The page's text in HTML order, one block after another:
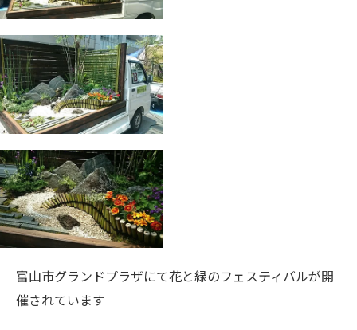
富山市グランドプラザにて花と緑のフェスティバルが開
催されています